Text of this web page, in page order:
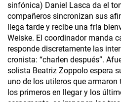
sinfónica) Daniel Lasca da el
compañeros sincronizan sus
llega tarde y recibe una fría
Weiske. El coordinador manda
responde discretamente las
cronista: “charlen después”.
solista Beatriz Zoppolo espera
uno de los utileros que
los primeros en llegar y los